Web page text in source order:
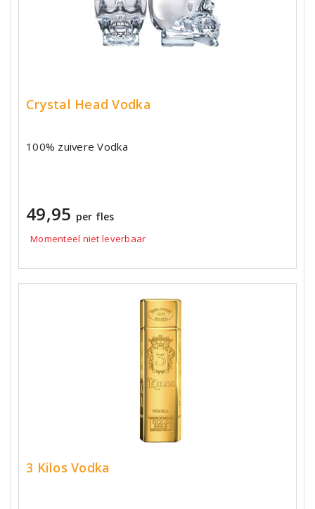
Crystal Head Vodka
100% zuivere Vodka
49,95 per fles
Momenteel niet leverbaar
3 Kilos Vodka